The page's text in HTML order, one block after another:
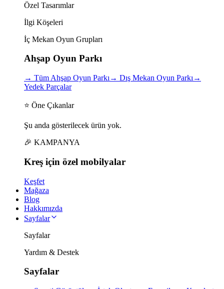
Özel Tasarımlar
İlgi Köşeleri
İç Mekan Oyun Grupları
Ahşap Oyun Parkı
→ Tüm Ahşap Oyun Parkı → Dış Mekan Oyun Parkı →
Yedek Parçalar
⭐ Öne Çıkanlar
Şu anda gösterilecek ürün yok.
🎉 KAMPANYA
Kreş için özel mobilyalar
Keşfet
Mağaza
Blog
Hakkımızda
Sayfalar
Sayfalar
Yardım & Destek
Sayfalar